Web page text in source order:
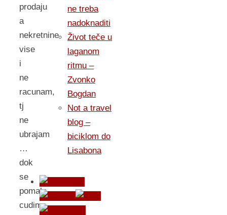
prodaju
a
nekretnine
vise
i
ne
racunam,
tj
ne
ubrajam
…
dok
se
pomalo
cudim
ne treba
nadoknaditi
Život teče u
laganom
ritmu –
Zvonko
Bogdan
Not a travel
blog –
biciklom do
Lisabona